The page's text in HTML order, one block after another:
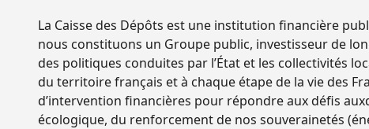
La Caisse des Dépôts est une institution financière
nous constituons un Groupe public, investisseur de
des politiques conduites par l’État et les collectivités
du territoire français et à chaque étape de la vie des
d’intervention financières pour répondre aux défis
écologique, du renforcement de nos souverainetés